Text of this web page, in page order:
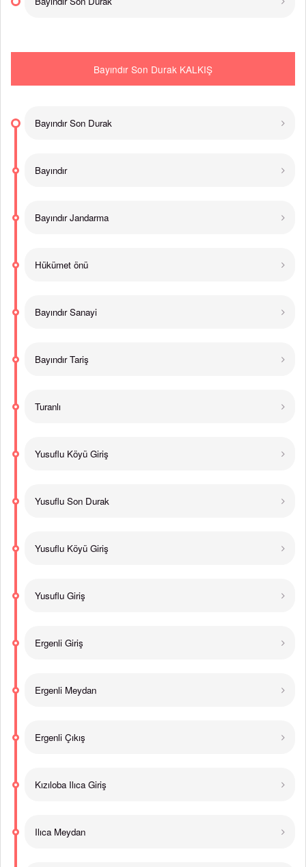
Bayındır Son Durak KALKIŞ
Bayındır Son Durak
Bayındır
Bayındır Jandarma
Hükümet önü
Bayındır Sanayi
Bayındır Tariş
Turanlı
Yusuflu Köyü Giriş
Yusuflu Son Durak
Yusuflu Köyü Giriş
Yusuflu Giriş
Ergenli Giriş
Ergenli Meydan
Ergenli Çıkış
Kızıloba Ilıca Giriş
Ilıca Meydan